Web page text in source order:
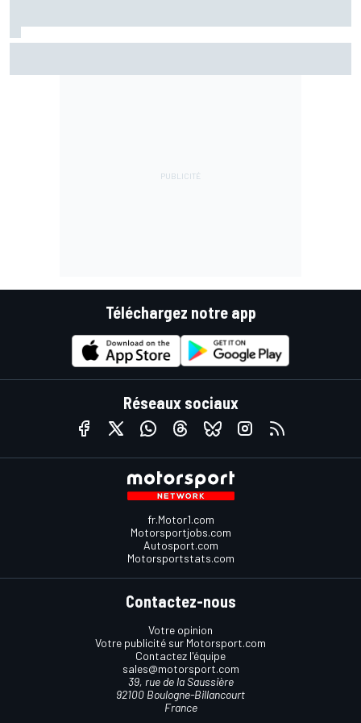
Téléchargez notre app
Réseaux sociaux
fr.Motor1.com
Motorsportjobs.com
Autosport.com
Motorsportstats.com
Contactez-nous
Votre opinion
Votre publicité sur Motorsport.com
Contactez l'équipe
sales@motorsport.com
39, rue de la Saussière
92100 Boulogne-Billancourt
France